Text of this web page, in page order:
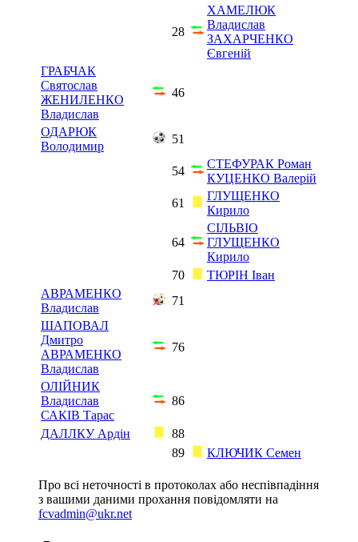
28
ХАМЕЛЮК
Владислав
ЗАХАРЧЕНКО
Євгеній
ГРАБЧАК
Святослав
ЖЕНИЛЕНКО
Владислав
46
ОДАРЮК
Володимир
51
54
СТЕФУРАК Роман
КУЦЕНКО Валерій
61
ГЛУЩЕНКО
Кирило
64
СІЛЬВІО
ГЛУЩЕНКО
Кирило
70
ТЮРІН Іван
АВРАМЕНКО
Владислав
71
ШАПОВАЛ
Дмитро
АВРАМЕНКО
Владислав
76
ОЛІЙНИК
Владислав
САКІВ Тарас
86
ДАЛЛКУ Ардін
88
89
КЛЮЧИК Семен
Про всі неточності в протоколах або неспівпадіння
з вашими даними прохання повідомляти на
fcvadmin@ukr.net